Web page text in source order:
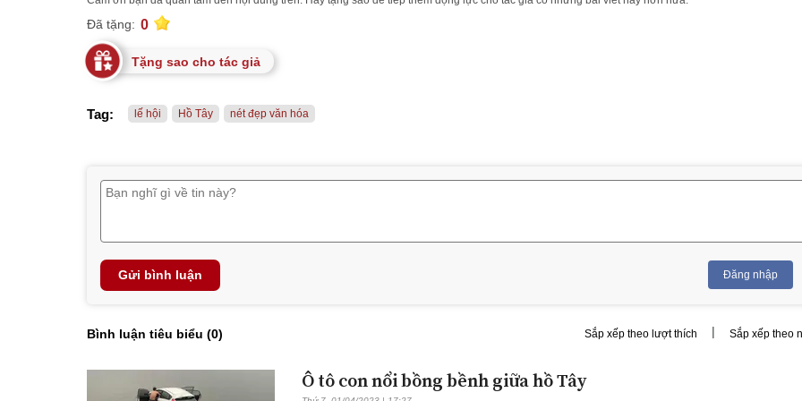
Đã tặng: 0
Tặng sao cho tác giả
Tag: lế hội Hồ Tây nét đẹp văn hóa
Gửi bình luận Đăng nhập
Bình luận tiêu biểu (0) Sắp xếp theo lượt thích | Sắp xếp theo
Ô tô con nổi bồng bềnh giữa hồ Tây